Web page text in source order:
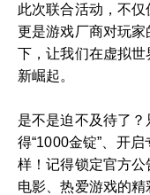
此次联合活动，不仅
更是游戏厂商对玩
下，让我们在虚拟世
新崛起。
是不是迫不及待了
得“1000金锭”、开
样！记得锁定官方
电影、热爱游戏的精